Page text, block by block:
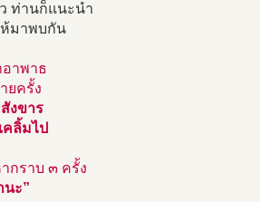
ท่านก็แนะนำ
ห้มาพบกัน
าพาธ
ยครั้ง
งขาร
ลิ้มไป
กราบ ๓ ครั้ง
นะ”